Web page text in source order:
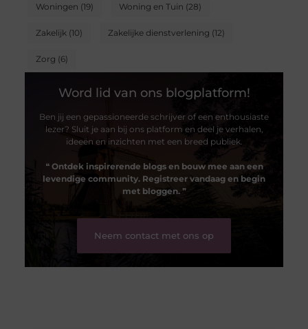
Woningen (19) Woning en Tuin (28)
Zakelijk(10) Zakelijke dienstverlening (12)
Zorg (6)
Word lid van ons blogplatform!
Ben jij een gepassioneerde schrijver of een enthousiaste
lezer? Sluit je aan bij ons platform en deel je verhalen,
ideeën en inzichten met een breed publiek.
❝ Ontdek inspirerende blogs en bouw mee aan een
levendige community. Registreer vandaag en begin
met bloggen.❞
Neem contact met ons op